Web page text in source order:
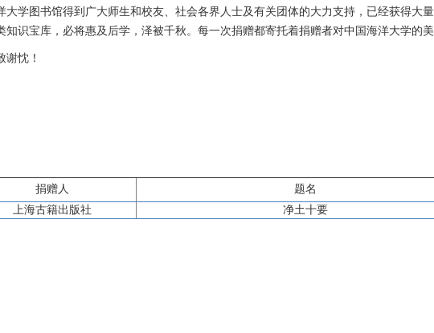
大学图书馆得到广大师生和校友、社会各界人士及有关团体的大力支持，已经获得大
知识宝库，必将惠及后学，泽被千秋。每一次捐赠都寄托着捐赠者对中国海洋大学的
谢忱！
捐赠人 题名
上海古籍出版社 净土十要